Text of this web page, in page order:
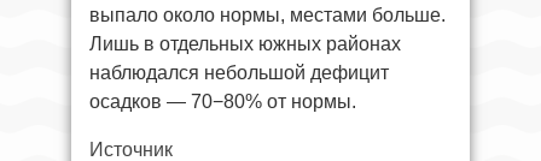
выпало около нормы, местами больше.
Лишь в отдельных южных районах
наблюдался небольшой дефицит
осадков — 70−80% от нормы.
Источник